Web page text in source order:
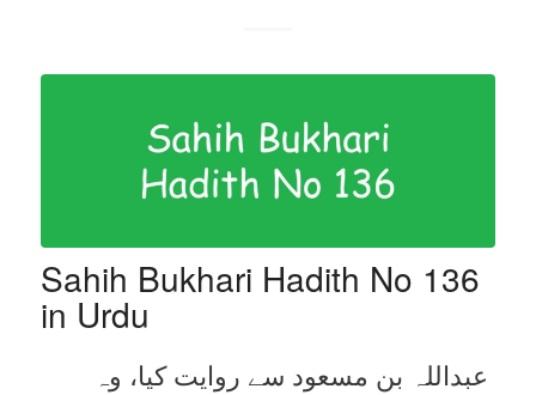
Sahih Bukhari Hadith No 136
in Urdu
عبداللہ بن مسعود سے روایت کیا، وہ